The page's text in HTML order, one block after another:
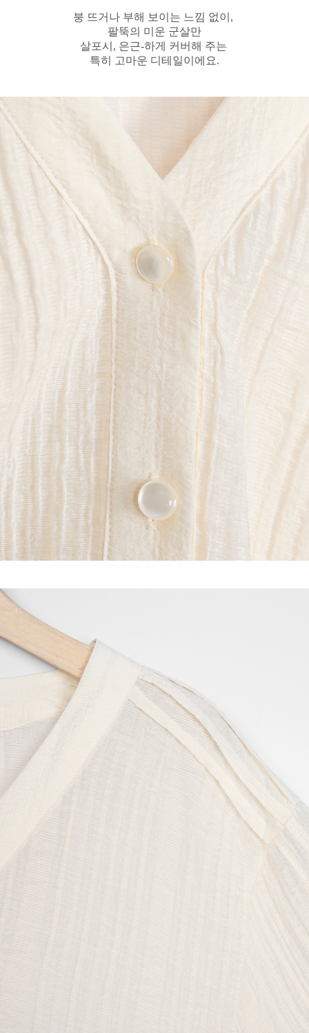
붕 뜨거나 부해 보이는 느낌 없이,
팔뚝의 미운 군살만
살포시, 은근-하게 커버해 주는
특히 고마운 디테일이에요.